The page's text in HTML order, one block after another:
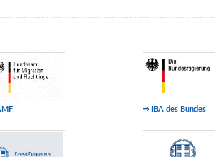
⇒ IBA des Bundes